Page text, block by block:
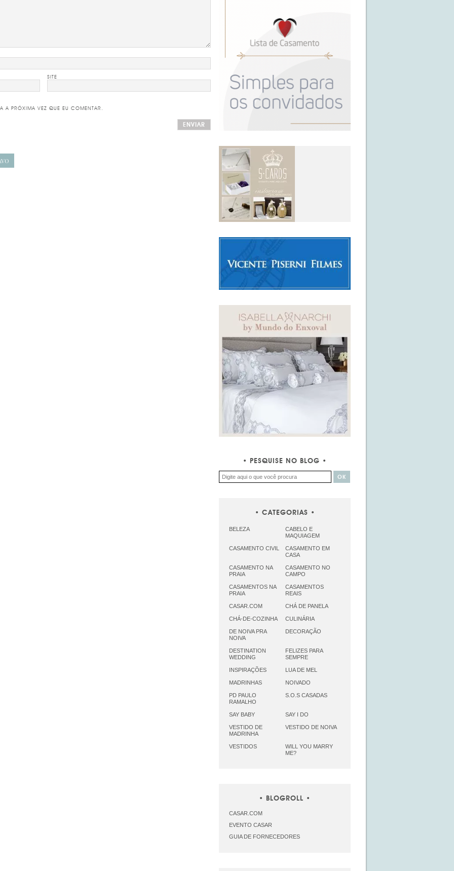
SITE
A PRÓXIMA VEZ QUE EU COMENTAR.
PESQUISE NO BLOG
CATEGORIAS
BELEZA
CABELO E
MAQUIAGEM
CASAMENTO CIVIL
CASAMENTO EM
CASA
CASAMENTO NA
PRAIA
CASAMENTO NO
CAMPO
CASAMENTOS NA
PRAIA
CASAMENTOS
REAIS
CASAR.COM CHÁ DE PANELA
CHÁ-DE-COZINHA CULINÁRIA
DE NOIVA PRA
NOIVA
DECORAÇÃO
DESTINATION
WEDDING
FELIZES PARA
SEMPRE
INSPIRAÇÕES LUA DE MEL
MADRINHAS NOIVADO
PD PAULO
RAMALHO
S.O.S CASADAS
SAY BABY SAY I DO
VESTIDO DE
MADRINHA
VESTIDO DE NOIVA
VESTIDOS
WILL YOU MARRY
ME?
BLOGROLL
CASAR.COM
EVENTO CASAR
GUIA DE FORNECEDORES